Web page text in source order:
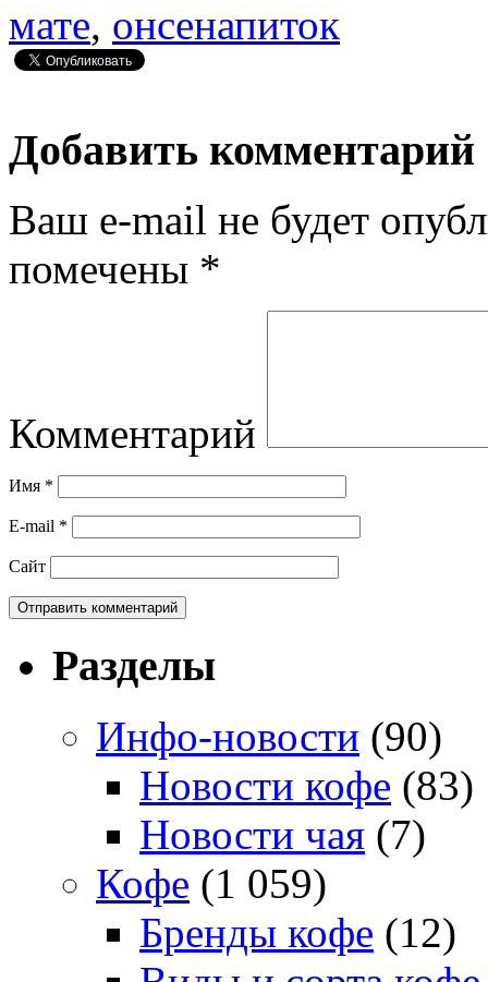
мате, онсенапиток
Добавить комментарий
Ваш e-mail не будет
помечены *
Комментарий
Имя *
E-mail *
Сайт
Разделы
Инфо-новости (90)
Новости кофе (83)
Новости чая (7)
Кофе (1 059)
Бренды кофе (12)